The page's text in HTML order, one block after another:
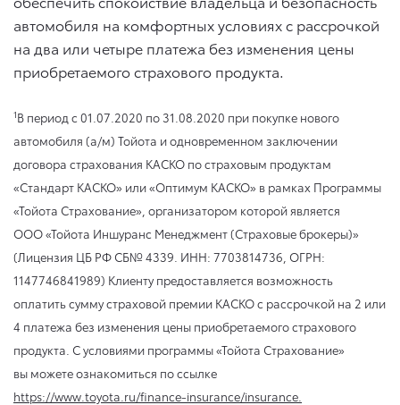
автомобиля на комфортных условиях с рассрочкой
на два или четыре платежа без изменения цены
приобретаемого страхового продукта.
1В период с 01.07.2020 по 31.08.2020 при покупке нового
автомобиля (а/м) Тойота и одновременном заключении
договора страхования КАСКО по страховым продуктам
«Стандарт КАСКО» или «Оптимум КАСКО» в рамках Программы
«Тойота Страхование», организатором которой является
ООО «Тойота Иншуранс Менеджмент (Страховые брокеры)»
(Лицензия ЦБ РФ СБ№ 4339. ИНН: 7703814736, ОГРН:
1147746841989) Клиенту предоставляется возможность
оплатить сумму страховой премии КАСКО с рассрочкой на 2 или
4 платежа без изменения цены приобретаемого страхового
продукта. С условиями программы «Тойота Страхование»
вы можете ознакомиться по ссылке
https://www.toyota.ru/finance-insurance/insurance.